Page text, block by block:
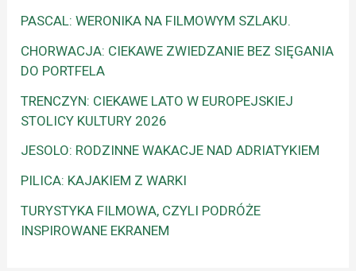
PASCAL: WERONIKA NA FILMOWYM SZLAKU.
CHORWACJA: CIEKAWE ZWIEDZANIE BEZ SIĘGANIA
DO PORTFELA
TRENCZYN: CIEKAWE LATO W EUROPEJSKIEJ
STOLICY KULTURY 2026
JESOLO: RODZINNE WAKACJE NAD ADRIATYKIEM
PILICA: KAJAKIEM Z WARKI
TURYSTYKA FILMOWA, CZYLI PODRÓŻE
INSPIROWANE EKRANEM